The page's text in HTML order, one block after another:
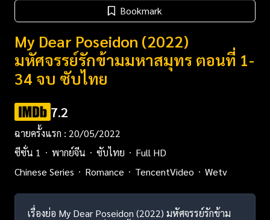
Bookmark
My Dear Poseidon (2022)
มหัศจรรย์รักข้ามมหาสมุทร ตอนที่ 1-
34 จบ ซับไทย
7.2
ฉายครั้งแรก : 20/05/2022
ซีซั่น 1
พากย์จีน ซับไทย
Full HD
Chinese Series
Romance TencentVideo Wetv
เรื่องย่อ My Dear Poseidon (2022) มหัศจรรย์รักข้าม